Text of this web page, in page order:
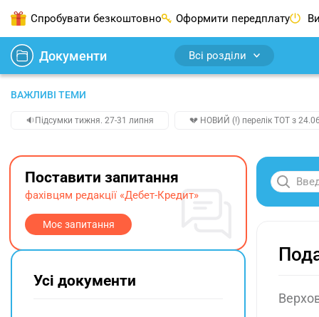
Спробувати безкоштовно Оформити передплату
Документи Всі розділи
ВАЖЛИВІ ТЕМИ
🔉Підсумки тижня. 27-31 липня 💔 НОВИЙ (!) перелік ТОТ з
Поставити запитання
фахівцям редакції «Дебет-Кредит»
Моє запитання
Усі документи